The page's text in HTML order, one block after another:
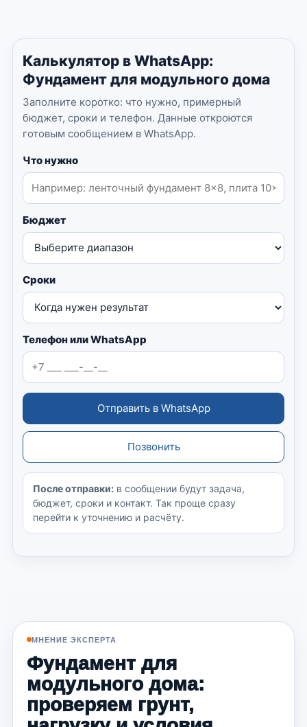
Калькулятор в WhatsApp:
Фундамент для модульного дома
Заполните коротко: что нужно, примерный
бюджет, сроки и телефон. Данные откроются
готовым сообщением в WhatsApp.
Что нужно
Бюджет
Сроки
Телефон или WhatsApp
Отправить в WhatsApp
Позвонить
После отправки: в сообщении будут задача,
бюджет, сроки и контакт. Так проще сразу
перейти к уточнению и расчёту.
МНЕНИЕ ЭКСПЕРТА
Фундамент для
модульного дома:
проверяем грунт,